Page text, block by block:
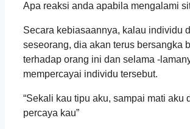
Apa reaksi anda apabila mengalami
Secara kebiasaannya, kalau individu
seseorang, dia akan terus bersangka
terhadap orang ini dan selama -
mempercayai individu tersebut.
“Sekali kau tipu aku, sampai mati aku
percaya kau”